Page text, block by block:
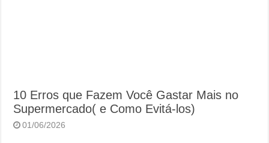
10 Erros que Fazem Você Gastar Mais no
Supermercado( e Como Evitá-los)
01/06/2026